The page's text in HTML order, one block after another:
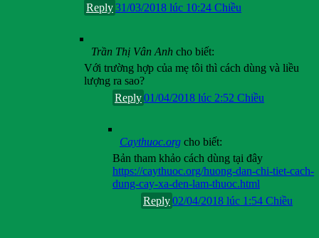
31/03/2018 lúc 10:24 Chiều
Reply
Trần Thị Vân Anh cho biết:
Với trường hợp của mẹ tôi thì cách dùng và liều
lượng ra sao?
01/04/2018 lúc 2:52 Chiều
Reply
Caythuoc.org cho biết:
Bản tham khảo cách dùng tại đây
https://caythuoc.org/huong-dan-chi-tiet-cach-
dung-cay-xa-den-lam-thuoc.html
02/04/2018 lúc 1:54 Chiều
Reply